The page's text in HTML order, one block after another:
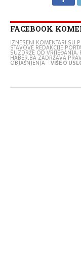
FACEBOOK
IZNESENI KOMENTARI SU
STAVOVE REDAKCIJE
SUZDRŽE OD
HABER.BA ZADRŽAVA
OBJAŠNJENJA -VIŠE O